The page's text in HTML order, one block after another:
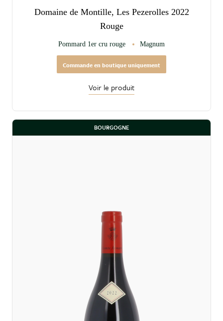
Domaine de Montille, Les Pezerolles 2022
Rouge
Pommard 1er cru rouge Magnum
Commande en boutique uniquement
Voir le produit
BOURGOGNE